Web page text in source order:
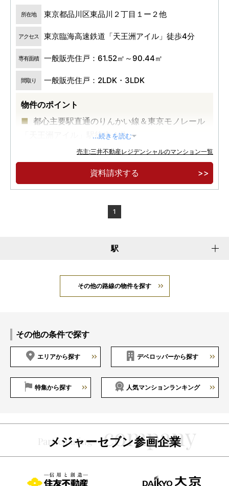
所在地 東京都品川区東品川２丁目１ー２他
アクセス 東京臨海高速鉄道「天王洲アイル」徒歩4分
専有面積 一般販売住戸：61.52㎡～90.44㎡
間取り 一般販売住戸：2LDK・3LDK
物件のポイント
都心主要駅直通のりんかい線＆東京モノレール
「天王洲アイル」駅徒歩４分
Ｔ．Ｙ．ＨＡＲＢＯＲに近接する開放的なウォ
ーターフロント
...続きを読む
売主:三井不動産レジデンシャルのマンション一覧
資料請求する
1
駅
その他の路線の物件を探す
その他の条件で探す
エリアから探す デベロッパーから探す
特集から探す 人気マンションランキング
メジャーセブン参画企業